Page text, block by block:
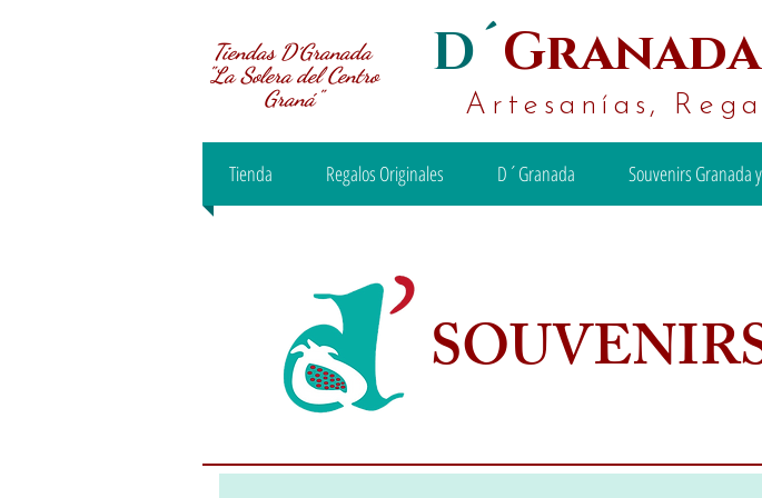
Tiendas D´Granada
"La Solera del Centro
Graná"
D´
Artesanías,
Tienda Regalos Originales D´Granada Souvenirs Granada